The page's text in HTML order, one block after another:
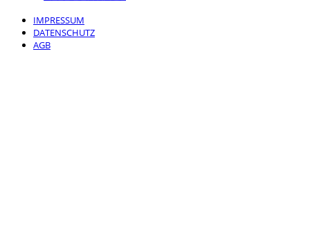
IMPRESSUM
DATENSCHUTZ
AGB